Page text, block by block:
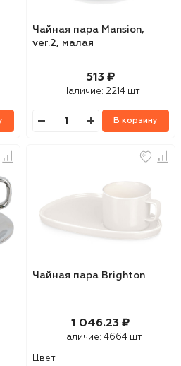
Чайная пара Mansion,
ver.2, малая
513 ₽
Наличие: 2214 шт
В корзину
Чайная пара Brighton
1 046.23 ₽
Наличие: 4664 шт
Цвет